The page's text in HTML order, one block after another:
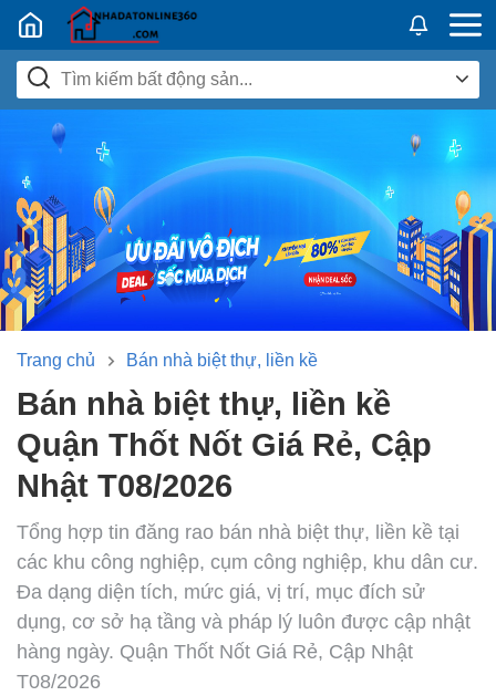
Nhadatban24h.vn
Trang chủ Bán nhà biệt thự, liền kề
Bán nhà biệt thự, liền kề
Quận Thốt Nốt Giá Rẻ, Cập
Nhật T08/2026
Tổng hợp tin đăng rao bán nhà biệt thự, liền kề tại
các khu công nghiệp, cụm công nghiệp, khu dân cư.
Đa dạng diện tích, mức giá, vị trí, mục đích sử
dụng, cơ sở hạ tầng và pháp lý luôn được cập nhật
hàng ngày. Quận Thốt Nốt Giá Rẻ, Cập Nhật
T08/2026